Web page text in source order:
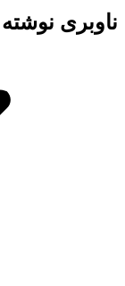
ناوبری نوشته